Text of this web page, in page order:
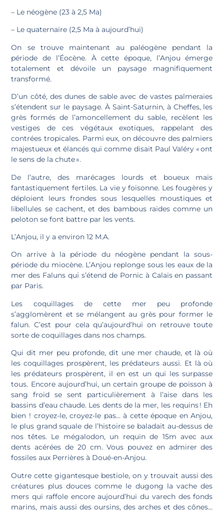
– Le néogène (23 à 2,5 Ma)
– Le quaternaire (2,5 Ma à aujourd’hui)
On se trouve maintenant au paléogène pendant la
période de l’Éocène. À cette époque, l’Anjou émerge
totalement et dévoile un paysage magnifiquement
transformé.
D’un côté, des dunes de sable avec de vastes palmeraies
s’étendent sur le paysage. À Saint-Saturnin, à Cheffes, les
grès formés de l’amoncellement du sable, recèlent les
vestiges de ces végétaux exotiques, rappelant des
contrées tropicales. Parmi eux, on découvre des palmiers
majestueux et élancés qui comme disait Paul Valéry « ont
le sens de la chute ».
De l’autre, des marécages lourds et boueux mais
fantastiquement fertiles. La vie y foisonne. Les fougères y
déploient leurs frondes sous lesquelles moustiques et
libellules se cachent, et des bambous raides comme un
peloton se font battre par les vents.
L’Anjou, il y a environ 12 M.A.
On arrive à la période du néogène pendant la sous-
période du miocène. L’Anjou replonge sous les eaux de la
mer des Faluns qui s’étend de Pornic à Calais en passant
par Paris.
Les coquillages de cette mer peu profonde
s’agglomèrent et se mélangent au grès pour former le
falun. C’est pour cela qu’aujourd’hui on retrouve toute
sorte de coquillages dans nos champs.
Qui dit mer peu profonde, dit une mer chaude, et là où
les coquillages prospèrent, les prédateurs aussi. Et là où
les prédateurs prospèrent, il en est un qui les surpasse
tous. Encore aujourd’hui, un certain groupe de poisson à
sang froid se sent particulièrement à l’aise dans les
bassins d’eau chaude. Les dents de la mer, les requins ! Eh
bien ! croyez-le, croyez-le pas… à cette époque en Anjou,
le plus grand squale de l’histoire se baladait au-dessus de
nos têtes. Le mégalodon, un requin de 15m avec aux
dents acérées de 20 cm. Vous pouvez en admirer des
fossiles aux Perrières à Doué-en-Anjou.
Outre cette gigantesque bestiole, on y trouvait aussi des
créatures plus douces comme le dugong la vache des
mers qui raffole encore aujourd’hui du varech des fonds
marins, mais aussi des oursins, des arches et des cônes…